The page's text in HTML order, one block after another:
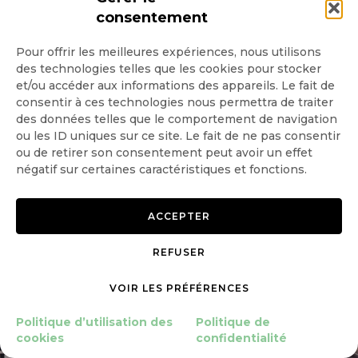
consentement
Pour offrir les meilleures expériences, nous utilisons
des technologies telles que les cookies pour stocker
et/ou accéder aux informations des appareils. Le fait de
consentir à ces technologies nous permettra de traiter
des données telles que le comportement de navigation
ou les ID uniques sur ce site. Le fait de ne pas consentir
ou de retirer son consentement peut avoir un effet
négatif sur certaines caractéristiques et fonctions.
ACCEPTER
REFUSER
VOIR LES PRÉFÉRENCES
Politique d’utilisation des
cookies
Politique de
confidentialité
d’électricité. Cette façon de penser est
d’autant plus importante pour nous que
la régulation de température à
l’intérieur de l’habitat représente à lui
actuelles sensiblement la moitié du
besoin global tout besoins
CLIMAT POLLUTIONS SOCIÉTÉ
Le Mexique veut réduire sa
dépendance énergétique
grâce à la décriée fracturation
hydraulique
minutes
Lire
l'article